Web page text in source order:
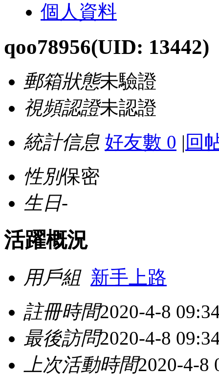
個人資料
qoo78956(UID: 13442)
郵箱狀態未驗證
視頻認證未認證
統計信息 好友數 0 | 回
性別保密
生日-
活躍概況
用戶組 新手上路
註冊時間2020-4-8
最後訪問2020-4-8
上次活動時間2020-4-8